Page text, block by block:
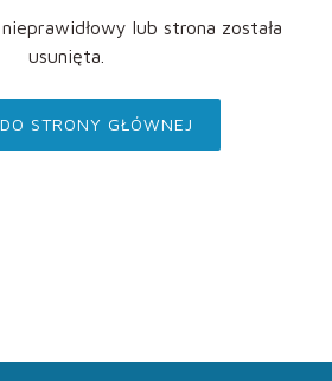
lub strona została
usunięta.
STRONY GŁÓWNEJ